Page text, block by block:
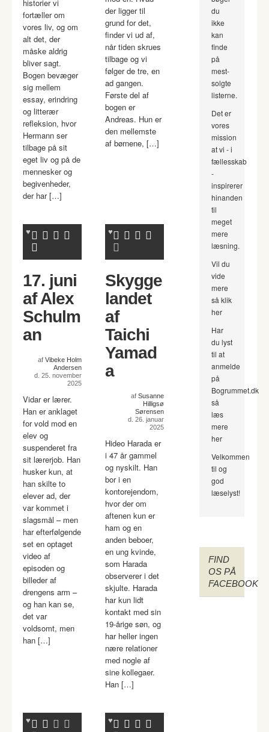
historier vi
fortæller om
vores liv, og om
alt det, der
måske aldrig
bliver sagt.
Bogen bevæger
sig mellem
essay, erindring
og litterær
refleksion, hvor
Hermann ser
tilbage på sit
eget liv og på de
mennesker og
begivenheder,
der har […]
der ligger til
grund for det,
finder vi ud af,
når tiden skrues
tilbage og vi
følger de tre, en
ad gangen.
Første del af
bogen er
Andreas. Hun er
den mellemste
af børnene, […]
17. juni
af Alex
Schulm
an
af Vibeke Holm
Andersen
d. 25. november
2025
Vidar er lærer.
Han er anklaget
for vold mod en
elev og
suspenderet fra
sit lærerjob. Han
husker kun, at
han skilte to
elever ad, der
var kommet i
slagsmål – men
har efterfølgende
set en optaget
video af
episoden og
billeder af
drengens arm –
og han kan se,
det var
voldsomt, men
han […]
Skygge
landet
af
Taichi
Yamad
a
af Susanne
Hilligsø
Sørensen
d. 26. januar
2025
Hideo Harada er
i 47 år gammel
og nyskilt. Han
bor i en
kontorejendom,
hvor der om
aftenen kun er
ham og en
anden beboer,
en ung kvinde,
som Harada
observerer i det
skjulte. Harada
har kun lidt
kontakt med sin
19-årige søn, og
har heller ingen
nære relationer
med nogle af
sine kollegaer.
Han […]
du
ikke
kan
finde
på
mest-
solgte
listerne.
Det er
vores
mission
at vi - i
fællesskab
-
inspirerer
hinanden
til
meget
mere
læsning.
Vil du
vide
mere
så klik
her
Har
du lyst
til at
anmelde
på
Bogrummet.dk
så
læs
mere
her
Velkommen
til og
god
læselyst!
FIND
OS PÅ
FACEBOOK